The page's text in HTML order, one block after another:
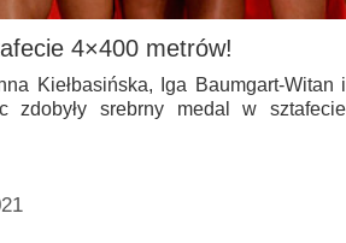
4×400 metrów!
Kiełbasińska, Iga Baumgart-Witan i
zdobyły srebrny medal w sztafecie